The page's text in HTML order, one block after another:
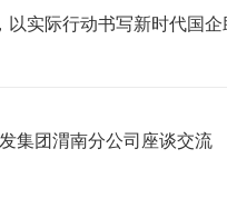
实际行动书写新时代国企
集团渭南分公司座谈交流